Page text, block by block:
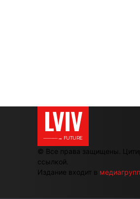
LVIV
———→ FUTURE
© Все права защищены.
ссылкой.
Издание входит в